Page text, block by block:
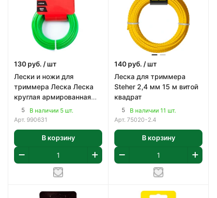
130 руб. / шт
Лески и ножи для
триммера Леска Леска
круглая армированная
мм 2,0мм 15
5
В наличии 5 шт.
Арт. 990631
В корзину
140 руб. / шт
Леска для триммера
Steher 2,4 мм 15 м витой
квадрат
5
В наличии 11 шт.
Арт. 75020-2.4
В корзину